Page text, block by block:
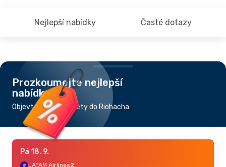
Nejlepší nabídky Časté dotazy
Prozkoumejte nejlepší
nabídky
Objevte nejlevnější lety do Riohacha
Pá 18. 9.
LATAM Airlines2